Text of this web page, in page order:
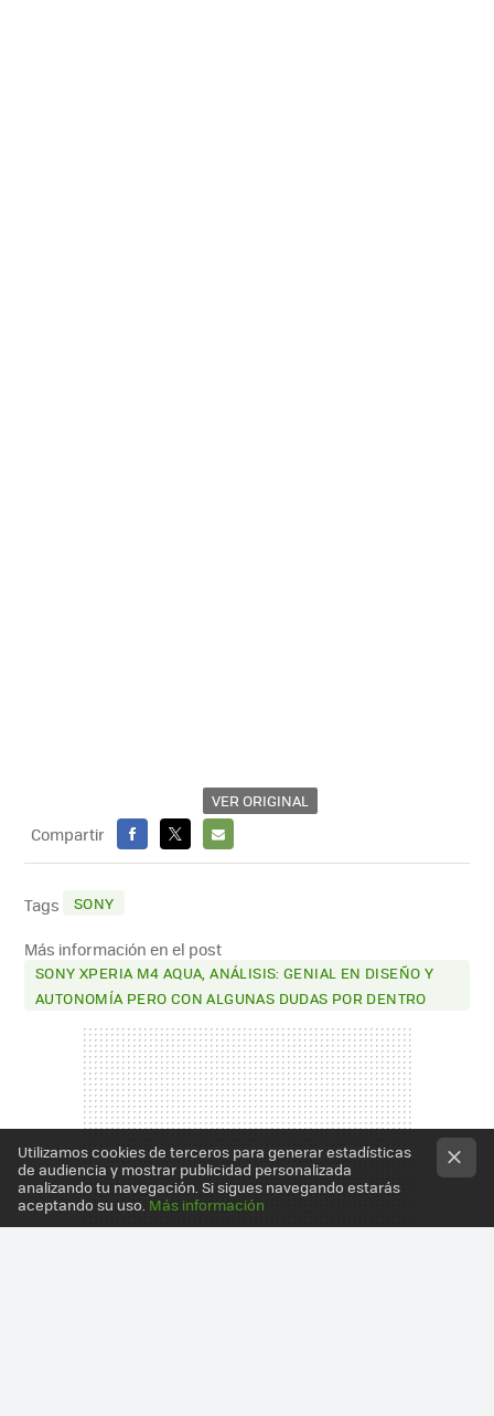
VER ORIGINAL
Compartir
FACEBOOK
X
E-
Tags SONY
Más información en el post
SONY XPERIA M4 AQUA, ANÁLISIS: GENIAL EN DISEÑO Y
AUTONOMÍA PERO CON ALGUNAS DUDAS POR DENTRO
Utilizamos cookies de terceros para generar estadísticas
de audiencia y mostrar publicidad personalizada
analizando tu navegación. Si sigues navegando estarás
aceptando su uso. Más información